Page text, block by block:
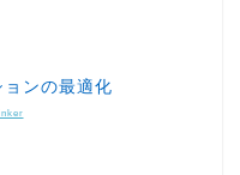
ンの最適化